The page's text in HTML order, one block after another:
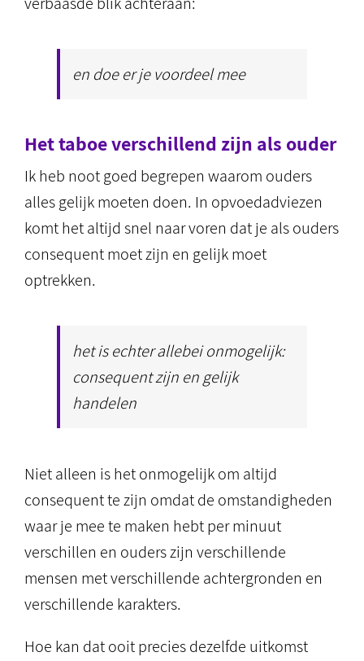
en doe er je voordeel mee
Het taboe verschillend zijn als ouder
Ik heb noot goed begrepen waarom ouders
alles gelijk moeten doen. In opvoedadviezen
komt het altijd snel naar voren dat je als ouders
consequent moet zijn en gelijk moet
optrekken.
het is echter allebei onmogelijk:
consequent zijn en gelijk
handelen
Niet alleen is het onmogelijk om altijd
consequent te zijn omdat de omstandigheden
waar je mee te maken hebt per minuut
verschillen en ouders zijn verschillende
mensen met verschillende achtergronden en
verschillende karakters.
Hoe kan dat ooit precies dezelfde uitkomst